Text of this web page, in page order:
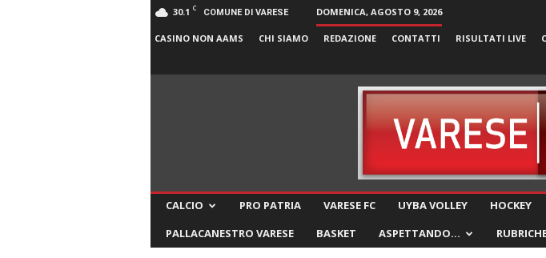
30.1 C COMUNE DI VARESE DOMENICA, AGOSTO 9, 2026
CASINO NON AAMS CHI SIAMO REDAZIONE CONTATTI RISULTATI LIVE
CALCIO PRO PATRIA VARESE FC UYBA VOLLEY HOCKEY
PALLACANESTRO VARESE
BASKET ASPETTANDO…